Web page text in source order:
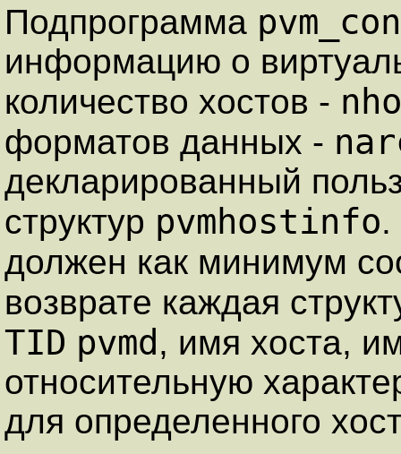
Подпрограмма
информацию о
количество хостов -
форматов данных -
декларированный
структур pvmhostinfo.
должен как минимум
возврате каждая
TID pvmd , имя хоста,
относительную
для определенного